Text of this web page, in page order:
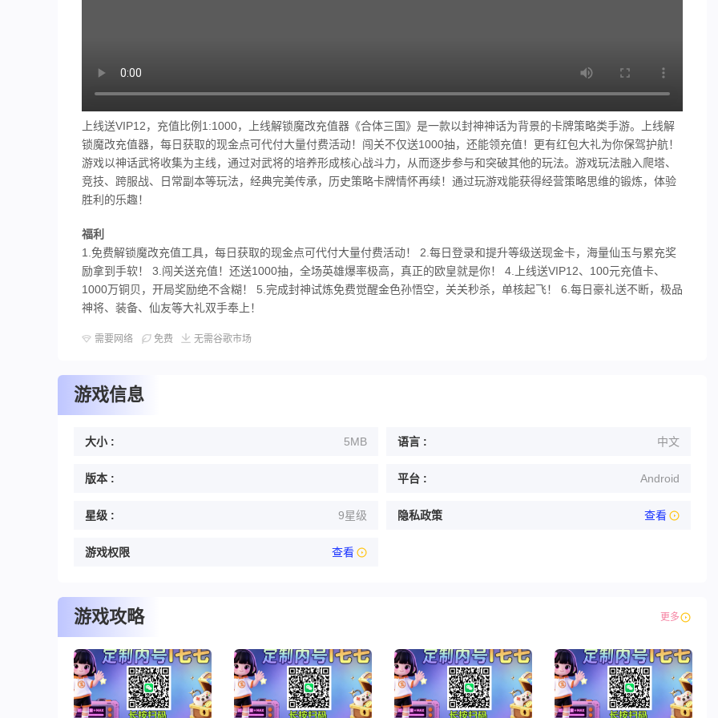
上线送VIP12，充值比例1:1000，上线解锁魔改充值器《合体三国》是一款以封神神话为背景的卡牌策略类手游。上线解
锁魔改充值器，每日获取的现金点可代付大量付费活动！闯关不仅送1000抽，还能领充值！更有红包大礼为你保驾护航！
游戏以神话武将收集为主线，通过对武将的培养形成核心战斗力，从而逐步参与和突破其他的玩法。游戏玩法融入爬塔、
竞技、跨服战、日常副本等玩法，经典完美传承，历史策略卡牌情怀再续！通过玩游戏能获得经营策略思维的锻炼，体验
胜利的乐趣！
福利
1.免费解锁魔改充值工具，每日获取的现金点可代付大量付费活动！ 2.每日登录和提升等级送现金卡，海量仙玉与累充奖
励拿到手软！ 3.闯关送充值！还送1000抽，全场英雄爆率极高，真正的欧皇就是你！ 4.上线送VIP12、100元充值卡、
1000万铜贝，开局奖励绝不含糊！ 5.完成封神试炼免费觉醒金色孙悟空，关关秒杀，单核起飞！ 6.每日豪礼送不断，极品
神将、装备、仙友等大礼双手奉上！
需要网络 免费 无需谷歌市场
游戏信息
大小 : 5MB 语言 : 中文
版本 : 平台 : Android
星级 : 9星级 隐私政策 查看
游戏权限 查看
游戏攻略 更多